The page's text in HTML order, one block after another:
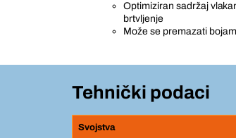
Optimiziran sadržaj
brtvljenje
Može se premazati
Tehnički podaci
Svojstva